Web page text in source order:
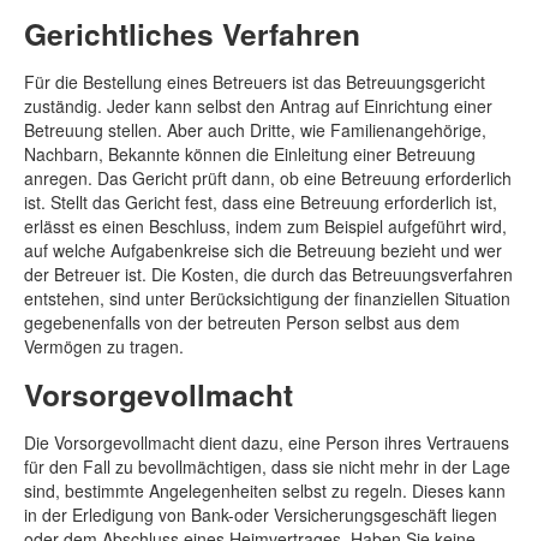
Gerichtliches Verfahren
Für die Bestellung eines Betreuers ist das Betreuungsgericht
zuständig. Jeder kann selbst den Antrag auf Einrichtung einer
Betreuung stellen. Aber auch Dritte, wie Familienangehörige,
Nachbarn, Bekannte können die Einleitung einer Betreuung
anregen. Das Gericht prüft dann, ob eine Betreuung erforderlich
ist. Stellt das Gericht fest, dass eine Betreuung erforderlich ist,
erlässt es einen Beschluss, indem zum Beispiel aufgeführt wird,
auf welche Aufgabenkreise sich die Betreuung bezieht und wer
der Betreuer ist. Die Kosten, die durch das Betreuungsverfahren
entstehen, sind unter Berücksichtigung der finanziellen Situation
gegebenenfalls von der betreuten Person selbst aus dem
Vermögen zu tragen.
Vorsorgevollmacht
Die Vorsorgevollmacht dient dazu, eine Person ihres Vertrauens
für den Fall zu bevollmächtigen, dass sie nicht mehr in der Lage
sind, bestimmte Angelegenheiten selbst zu regeln. Dieses kann
in der Erledigung von Bank-oder Versicherungsgeschäft liegen